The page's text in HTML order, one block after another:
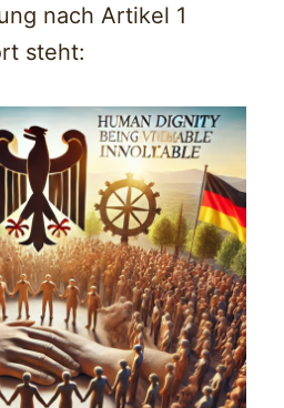
nach Artikel 1
steht: